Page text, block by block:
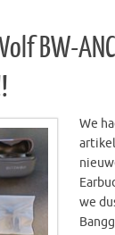
BW-
We
we